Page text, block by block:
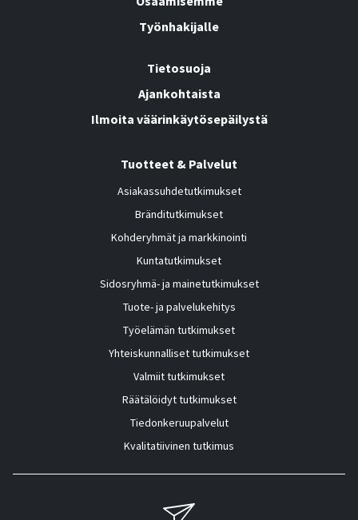
Työnhakijalle
Tietosuoja
Ajankohtaista
Ilmoita väärinkäytösepäilystä
Tuotteet & Palvelut
Asiakassuhdetutkimukset
Bränditutkimukset
Kohderyhmät ja markkinointi
Kuntatutkimukset
Sidosryhmä- ja mainetutkimukset
Tuote- ja palvelukehitys
Työelämän tutkimukset
Yhteiskunnalliset tutkimukset
Valmiit tutkimukset
Räätälöidyt tutkimukset
Tiedonkeruupalvelut
Kvalitatiivinen tutkimus